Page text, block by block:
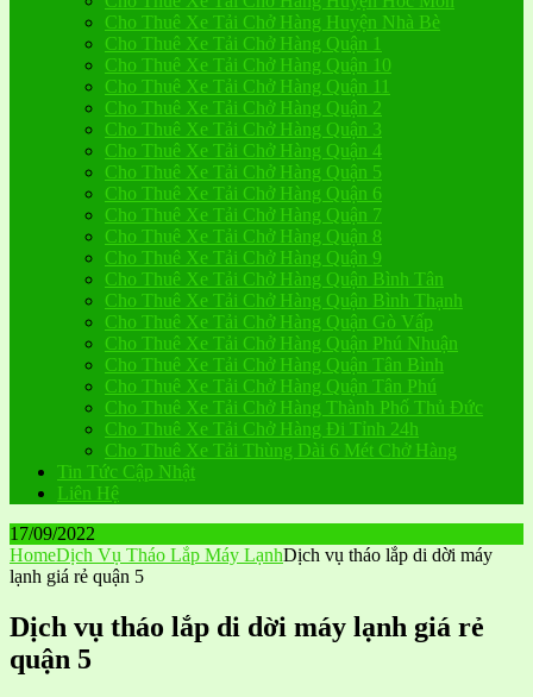
Cho Thuê Xe Tải Chở Hàng Huyện Nhà Bè
Cho Thuê Xe Tải Chở Hàng Quận 1
Cho Thuê Xe Tải Chở Hàng Quận 10
Cho Thuê Xe Tải Chở Hàng Quận 11
Cho Thuê Xe Tải Chở Hàng Quận 2
Cho Thuê Xe Tải Chở Hàng Quận 3
Cho Thuê Xe Tải Chở Hàng Quận 4
Cho Thuê Xe Tải Chở Hàng Quận 5
Cho Thuê Xe Tải Chở Hàng Quận 6
Cho Thuê Xe Tải Chở Hàng Quận 7
Cho Thuê Xe Tải Chở Hàng Quận 8
Cho Thuê Xe Tải Chở Hàng Quận 9
Cho Thuê Xe Tải Chở Hàng Quận Bình Tân
Cho Thuê Xe Tải Chở Hàng Quận Bình Thạnh
Cho Thuê Xe Tải Chở Hàng Quận Gò Vấp
Cho Thuê Xe Tải Chở Hàng Quận Phú Nhuận
Cho Thuê Xe Tải Chở Hàng Quận Tân Bình
Cho Thuê Xe Tải Chở Hàng Quận Tân Phú
Cho Thuê Xe Tải Chở Hàng Thành Phố Thủ Đức
Cho Thuê Xe Tải Chở Hàng Đi Tỉnh 24h
Cho Thuê Xe Tải Thùng Dài 6 Mét Chở Hàng
Tin Tức Cập Nhật
Liên Hệ
17/09/2022
HomeDịch Vụ Tháo Lắp Máy LạnhDịch vụ tháo lắp di dời máy
lạnh giá rẻ quận 5
Dịch vụ tháo lắp di dời máy lạnh giá rẻ
quận 5